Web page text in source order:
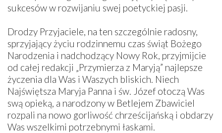
sukcesów w rozwijaniu swej poetyckiej pasji.
Drodzy Przyjaciele, na ten szczególnie radosny,
sprzyjający życiu rodzinnemu czas świąt Bożego
Narodzenia i nadchodzący Nowy Rok, przyjmijcie
od całej redakcji „Przymierza z Maryją” najlepsze
życzenia dla Was i Waszych bliskich. Niech
Najświętsza Maryja Panna i św. Józef otoczą Was
swą opieką, a narodzony w Betlejem Zbawiciel
rozpali na nowo gorliwość chrześcijańską i obdarzy
Was wszelkimi potrzebnymi łaskami.